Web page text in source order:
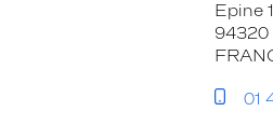
Epine
94320
01